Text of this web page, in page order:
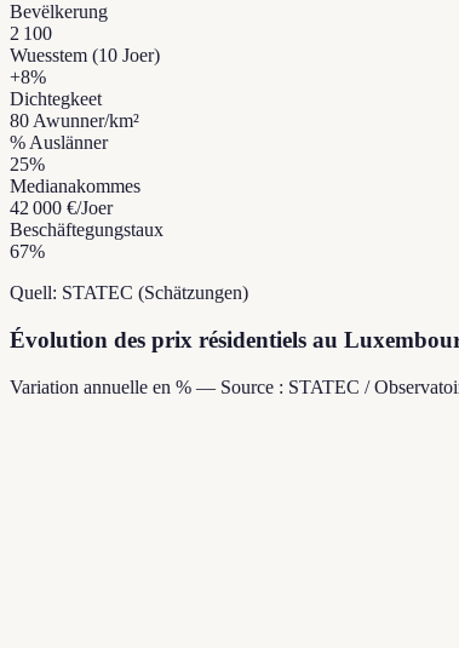
Bevëlkerung
2 100
Wuesstem (10 Joer)
+8%
Dichtegkeet
80 Awunner/km²
% Auslänner
25%
Medianakommes
42 000 €/Joer
Beschäftegungstaux
67%
Quell: STATEC (Schätzungen)
Évolution des prix résidentiels au
Variation annuelle en % — Source : STATEC /